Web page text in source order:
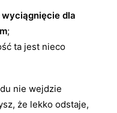
dla
;
ta jest nieco
nie wejdzie
że lekko odstaje,